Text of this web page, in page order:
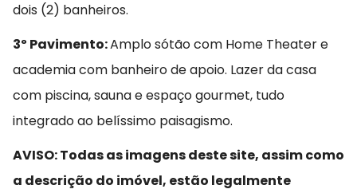
dois (2) banheiros.
3º Pavimento:Amplo sótão com Home Theater e
academia com banheiro de apoio. Lazer da casa
com piscina, sauna e espaço gourmet, tudo
integrado ao belíssimo paisagismo.
AVISO: Todas as imagens deste site, assim como
a descrição do imóvel, estão legalmente